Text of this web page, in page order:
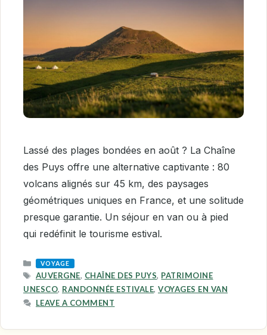
Lassé des plages bondées en août ? La Chaîne
des Puys offre une alternative captivante : 80
volcans alignés sur 45 km, des paysages
géométriques uniques en France, et une solitude
presque garantie. Un séjour en van ou à pied
qui redéfinit le tourisme estival.
CATEGORIES
VOYAGE
TAGS
AUVERGNE, CHAÎNE DES PUYS, PATRIMOINE
UNESCO, RANDONNÉE ESTIVALE, VOYAGES EN VAN
LEAVE A COMMENT